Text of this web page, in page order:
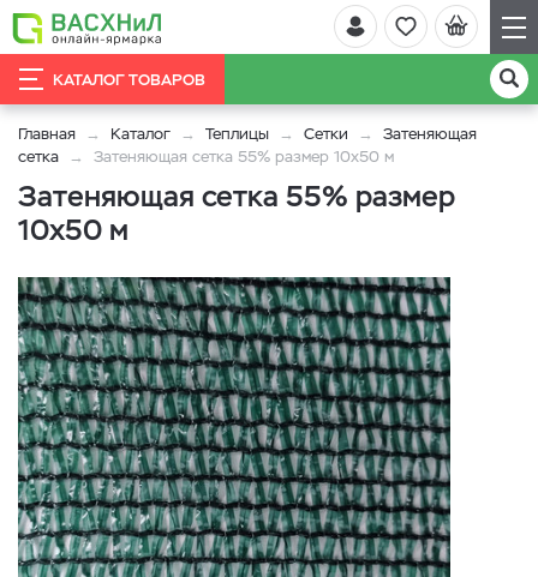
КАТАЛОГ ТОВАРОВ
Главная Каталог Теплицы Сетки
Затеняющая
сетка
Затеняющая сетка 55% размер 10х50 м
Затеняющая сетка 55% размер
10х50 м